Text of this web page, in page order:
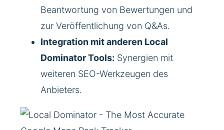
Beantwortung von Bewertungen und
zur Veröffentlichung von Q&As.
Integration mit anderen Local
Dominator Tools: Synergien mit
weiteren SEO-Werkzeugen des
Anbieters.